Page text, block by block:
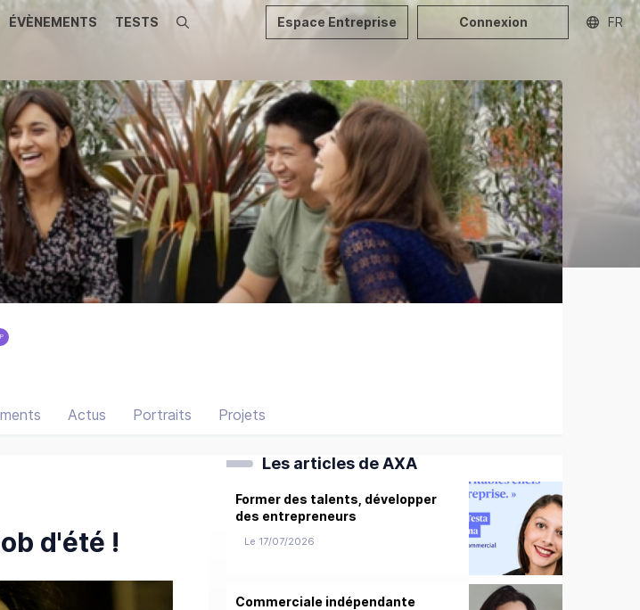
ÉVÈNEMENTS TESTS Recherche Espace Entreprise Connexion FR
Actus Portraits Projets
d'été !
Les articles de AXA
Former des talents, développer
des entrepreneurs
Le 17/07/2026
Commerciale indépendante